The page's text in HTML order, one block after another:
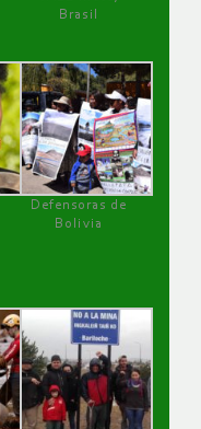
Brasil
Defensoras de
Bolivia